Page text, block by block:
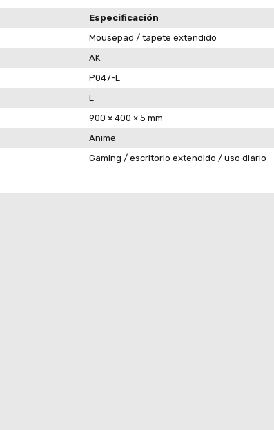
Especificación
Mousepad / tapete extendido
AK
P047-L
L
900 × 400 × 5 mm
Anime
Gaming / escritorio extendido / uso diario